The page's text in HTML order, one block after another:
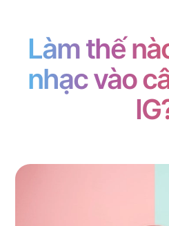
Làm thế
nhạc vào